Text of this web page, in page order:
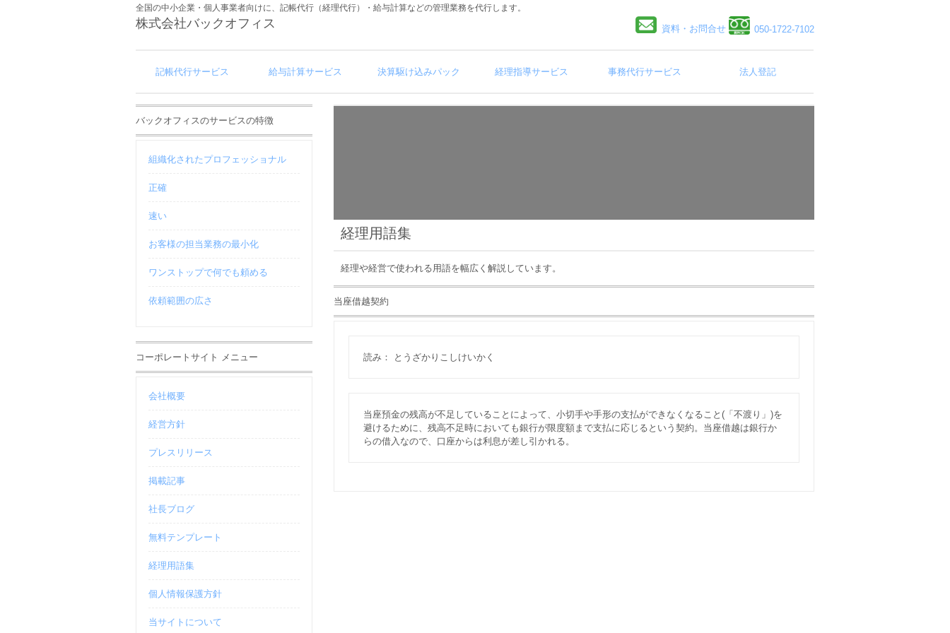
資料・お問合せ 050-1722-7102
全国の中小企業・個人事業者向けに、記帳代行（経理代行）・給与計算などの管理業務を代行します。
株式会社バックオフィス
記帳代行サービス 給与計算サービス 決算駆け込みパック 経理指導サービス 事務代行サービス 法人登記
経理用語集
経理や経営で使われる用語を幅広く解説しています。
当座借越契約
読み： とうざかりこしけいかく
当座預金の残高が不足していることによって、小切手や手形の支払ができなくなること(「不渡り」)を
避けるために、残高不足時においても銀行が限度額まで支払に応じるという契約。当座借越は銀行か
らの借入なので、口座からは利息が差し引かれる。
バックオフィスのサービスの特徴
組織化されたプロフェッショナル
正確
速い
お客様の担当業務の最小化
ワンストップで何でも頼める
依頼範囲の広さ
コーポレートサイト メニュー
会社概要
経営方針
プレスリリース
掲載記事
社長ブログ
無料テンプレート
経理用語集
個人情報保護方針
当サイトについて